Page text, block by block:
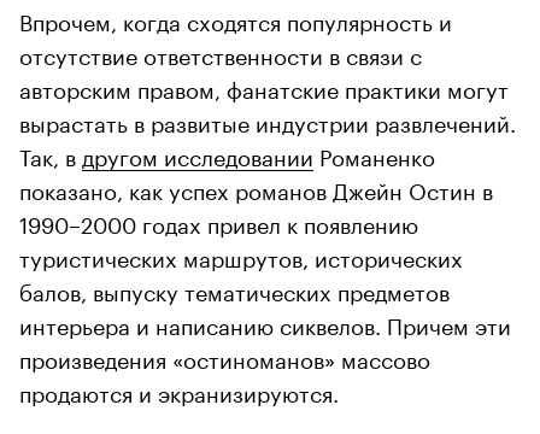
Впрочем, когда сходятся популярность и
отсутствие ответственности в связи с
авторским правом, фанатские практики могут
вырастать в развитые индустрии развлечений.
Так, в другом исследовании Романенко
показано, как успех романов Джейн Остин в
1990–2000 годах привел к появлению
туристических маршрутов, исторических
балов, выпуску тематических предметов
интерьера и написанию сиквелов. Причем эти
произведения «остиноманов» массово
продаются и экранизируются.